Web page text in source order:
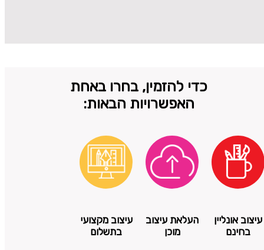
כדי להזמין, בחרו באחת
האפשרויות הבאות:
עיצוב אונליין
בחינם
העלאת עיצוב
מוכן
עיצוב מקצועי
בתשלום